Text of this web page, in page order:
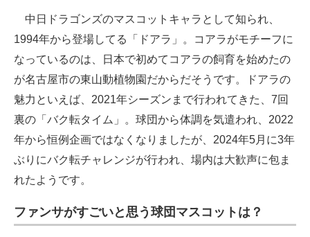
中日ドラゴンズのマスコットキャラとして知られ、
1994年から登場してる「ドアラ」。コアラがモチーフに
なっているのは、日本で初めてコアラの飼育を始めたの
が名古屋市の東山動植物園だからだそうです。ドアラの
魅力といえば、2021年シーズンまで行われてきた、7回
裏の「バク転タイム」。球団から体調を気遣われ、2022
年から恒例企画ではなくなりましたが、2024年5月に3年
ぶりにバク転チャレンジが行われ、場内は大歓声に包ま
れたようです。
ファンサがすごいと思う球団マスコットは？